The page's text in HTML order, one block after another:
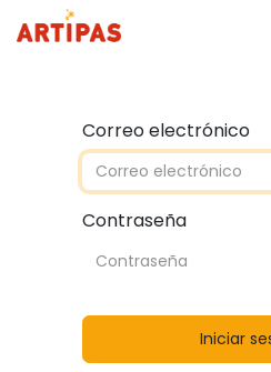
Correo electrónico
Contraseña
Iniciar